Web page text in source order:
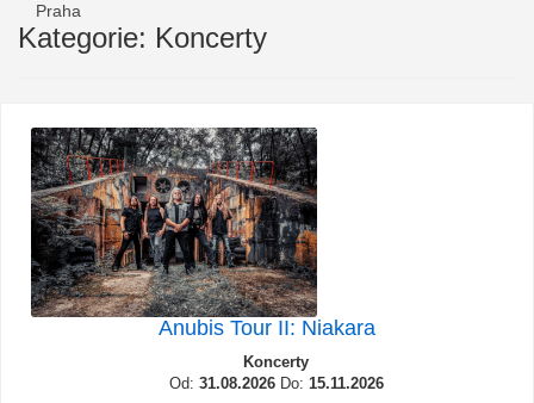
Praha
Kategorie: Koncerty
Anubis Tour II: Niakara
Koncerty
Od: 31.08.2026Do: 15.11.2026